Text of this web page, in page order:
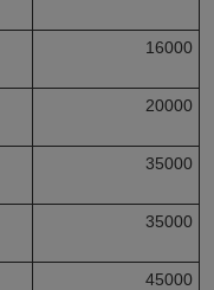
16000
20000
35000
35000
45000